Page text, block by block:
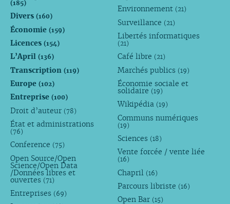
(185)
Divers (160)
Économie (159)
Licences (154)
L’April (136)
Transcription (119)
Europe (102)
Entreprise (100)
Droit d’auteur (78)
État et administrations
(76)
Conference (75)
Open Source/Open
Science/Open Data
/Données libres et
ouvertes (71)
Entreprises (69)
Environnement (21)
Surveillance (21)
Libertés informatiques
(21)
Café libre (21)
Marchés publics (19)
Économie sociale et
solidaire (19)
Wikipédia (19)
Communs numériques
(19)
Sciences (18)
Vente forcée / vente liée
(16)
Chapril (16)
Parcours libriste (16)
Open Bar (15)